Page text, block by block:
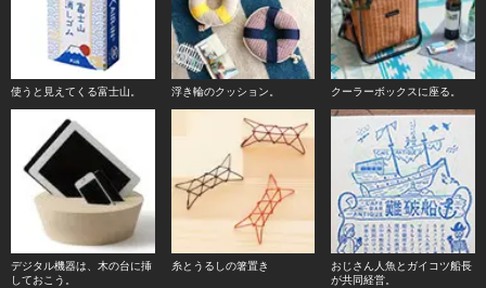
使うと見えてくる富士山。 浮き輪のクッション。 クーラーボックスに座る。
デジタル機器は、木の台に挿
しておこう。
糸とうるしの箸置き
おじさん人魚とガイコツ船長
が共同経営。